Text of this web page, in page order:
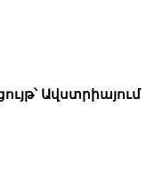
Ավստրիայում